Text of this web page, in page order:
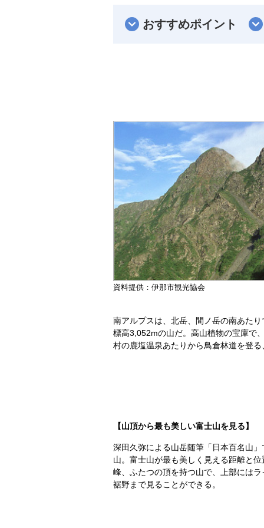
おすすめポイント
資料提供：伊那市観光協会
南アルプスは、北岳、間ノ岳の南あた
標高3,052mの山だ。高山植物の宝庫で
村の鹿塩温泉あたりから鳥倉林道を登
【山頂から最も美しい富士山を見る】
深田久弥による山岳随筆「日本百名山
山。富士山が最も美しく見える距離と
峰、ふたつの頂を持つ山で、上部には
裾野まで見ることができる。